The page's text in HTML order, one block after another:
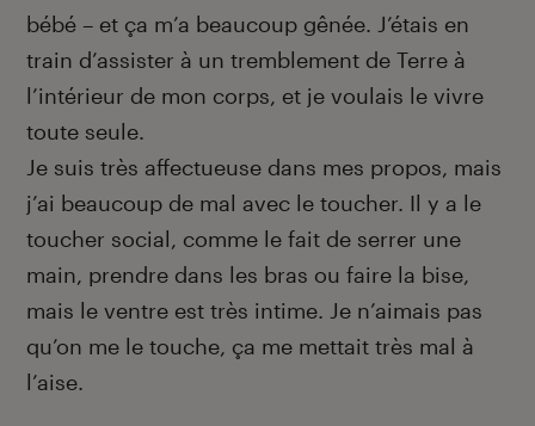
bébé – et ça m’a beaucoup gênée. J’étais en
train d’assister à un tremblement de Terre à
l’intérieur de mon corps, et je voulais le vivre
toute seule.
Je suis très affectueuse dans mes propos, mais
j’ai beaucoup de mal avec le toucher. Il y a le
toucher social, comme le fait de serrer une
main, prendre dans les bras ou faire la bise,
mais le ventre est très intime. Je n’aimais pas
qu’on me le touche, ça me mettait très mal à
l’aise.